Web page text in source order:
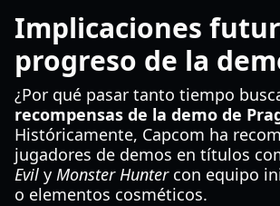
Implicaciones
progreso de la
¿Por qué pasar tanto tiempo
recompensas de la demo de
Históricamente, Capcom ha
jugadores de demos en títulos
Evil y Monster Huntercon equipo
o elementos cosméticos.